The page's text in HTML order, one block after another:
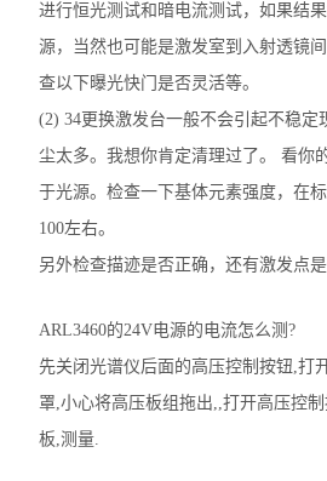
进行恒光测试和暗电流测试，如果结
源，当然也可能是激发室到入射透镜
查以下曝光快门是否灵活等。
(2) 34更换激发台一般不会引起不稳定
尘太多。我想你肯定清理过了。 看你
于光源。检查一下基体元素强度，在
100左右。
另外检查描迹是否正确，还有激发点是
ARL3460的24V电源的电流怎么测?
先关闭光谱仪后面的高压控制按钮,打
罩,小心将高压板组拖出,,打开高压控
板,测量.